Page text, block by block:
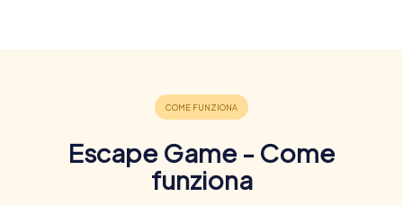
Escape Game - Come
funziona